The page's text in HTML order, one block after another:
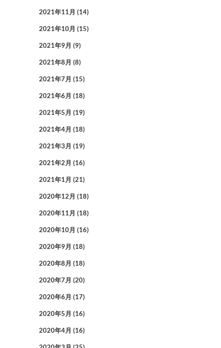
2021年11月 (14)
2021年10月 (15)
2021年9月 (9)
2021年8月 (8)
2021年7月 (15)
2021年6月 (18)
2021年5月 (19)
2021年4月 (18)
2021年3月 (19)
2021年2月 (16)
2021年1月 (21)
2020年12月 (18)
2020年11月 (18)
2020年10月 (16)
2020年9月 (18)
2020年8月 (18)
2020年7月 (20)
2020年6月 (17)
2020年5月 (16)
2020年4月 (16)